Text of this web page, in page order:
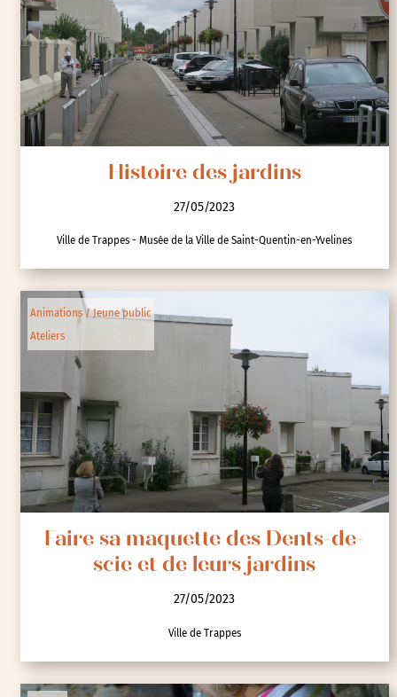
Histoire des jardins
27/05/2023
Ville de Trappes - Musée de la Ville de Saint-Quentin-en-Yvelines
Animations / Jeune public
Ateliers
Faire sa maquette des Dents-de-
scie et de leurs jardins
27/05/2023
Ville de Trappes